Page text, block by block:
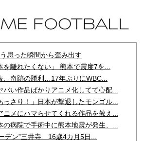
思った瞬間から歪み出す
離れたくない」 熊本で震度7を...
、奇跡の勝利…17年ぶりにWBC...
い作品ばかりアニメ化してて心配...
さり！」日本が撃退したモンゴル...
メにハマらせてくれる作品を教え...
病院で手術中に熊本地震が発生、...
デン”三井寺 16歳4カ月5日...